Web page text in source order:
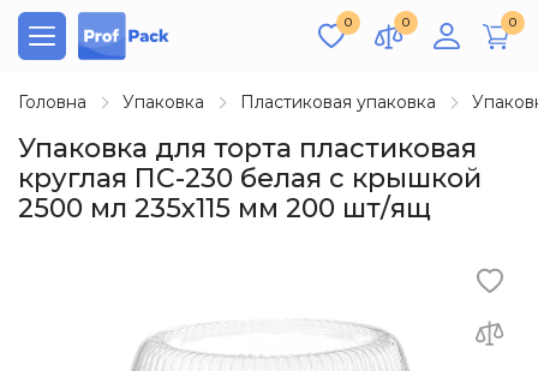
0 0 0
Головна Упаковка Пластиковая упаковка
Упаковка для торта пластиковая
круглая ПС-230 белая с крышкой
2500 мл 235х115 мм 200 шт/ящ